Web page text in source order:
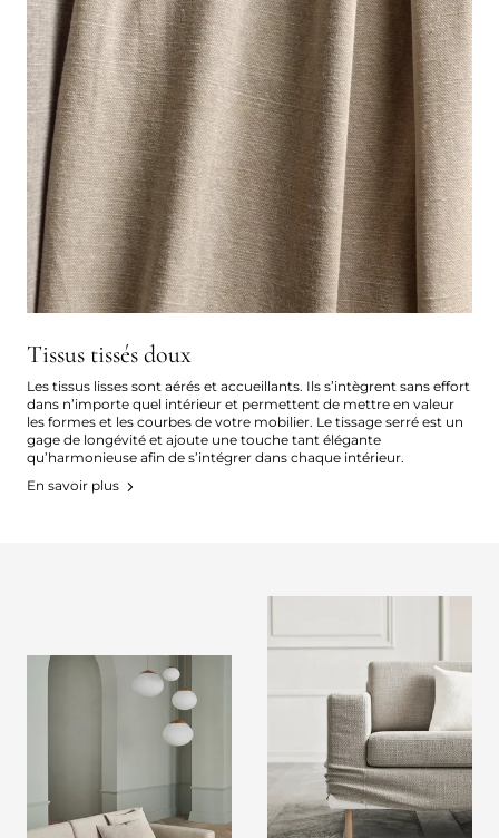
Tissus tissés doux
Les tissus lisses sont aérés et accueillants. Ils s’intègrent sans effort
dans n’importe quel intérieur et permettent de mettre en valeur
les formes et les courbes de votre mobilier. Le tissage serré est un
gage de longévité et ajoute une touche tant élégante
qu’harmonieuse afin de s’intégrer dans chaque intérieur.
En savoir plus